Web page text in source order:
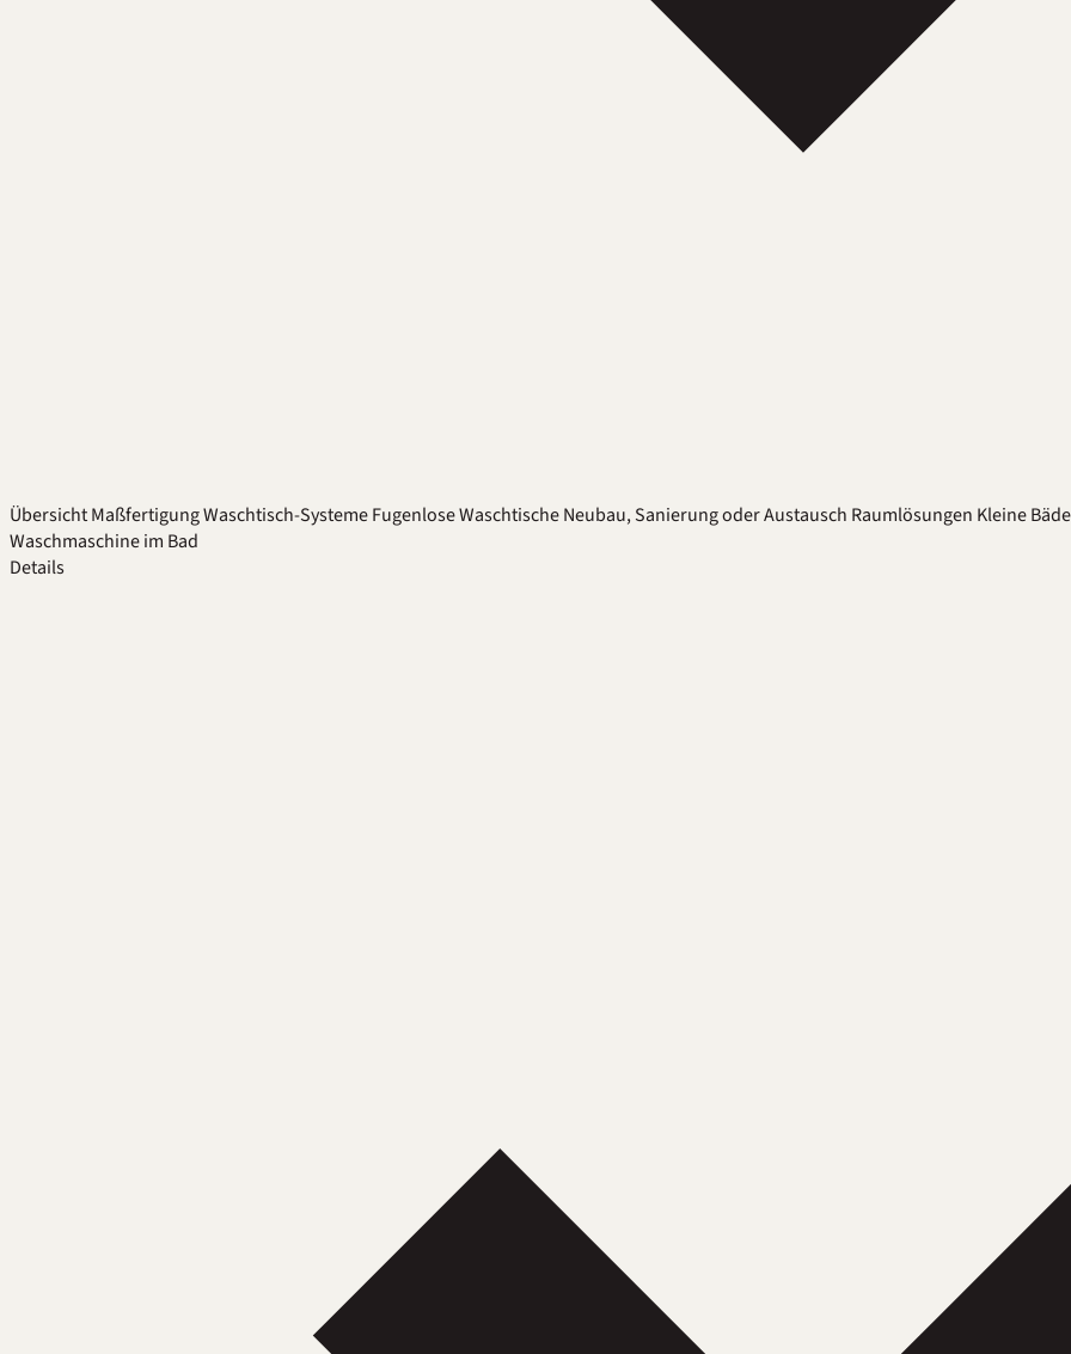
ÜbersichtMaßfertigungWaschtisch-SystemeFugenlose WaschtischeNeubau, Sanierung oder Austausch Raumlösungen Kleine
Waschmaschine im Bad
Details